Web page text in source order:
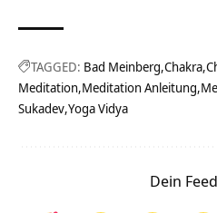
TAGGED: Bad Meinberg Chakra
Meditation Meditation Anleitung
Sukadev Yoga Vidya
Dein